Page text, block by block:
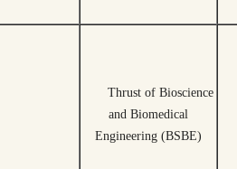
Thrust of Bioscience
and Biomedical
Engineering (BSBE)